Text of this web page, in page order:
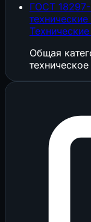
ГОСТ
Общая